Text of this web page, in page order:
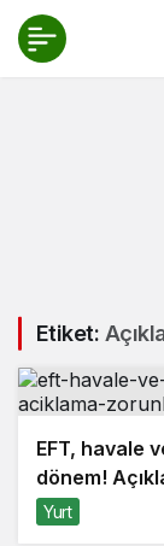
Etiket:
EFT, havale
dönem!
Yurt